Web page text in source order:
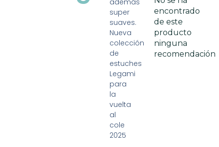
además
super
suaves.
Nueva
colección
de
estuches
Legami
para
la
vuelta
al
cole
2025
encontrado
de este
producto
ninguna
recomendación